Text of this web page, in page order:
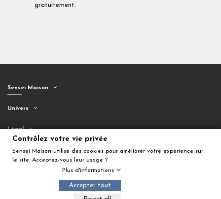
gratuitement.
Sensei Maison
Univers
Légal
Suivez-nous
Contrôlez votre vie privée
Sensei Maison utilise des cookies pour améliorer votre expérience sur
le site. Acceptez-vous leur usage ?
Plus d'informations
Accepter tout